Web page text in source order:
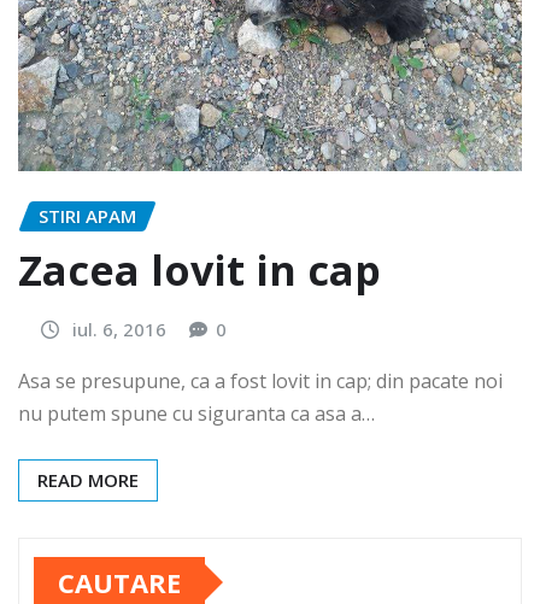
STIRI APAM
Zacea lovit in cap
iul. 6, 2016 0
Asa se presupune, ca a fost lovit in cap; din pacate noi
nu putem spune cu siguranta ca asa a…
READ MORE
CAUTARE